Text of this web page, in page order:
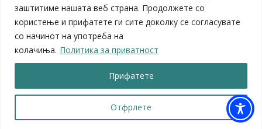
заштитиме нашата веб страна. Продолжете со
користење и прифатете ги сите доколку се согласувате
со начинот на употреба на
колачиња. Политика за приватност
Отфрлете
Прифатете
ЛУ „Народен Музеј“
Влада на Република Северна Македонија
Собрание на Република Северна Македонија
Министерство за финансии
Министерство за транспорт
Министерство за локална самоуправа
Министерство за дигитална трансформација
Министерство за јавна администрација
Министерство за образование и наука